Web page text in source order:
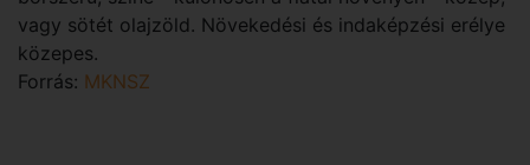
vagy sötét olajzöld. Növekedési és indaképzési erélye
közepes.
Forrás: MKNSZ